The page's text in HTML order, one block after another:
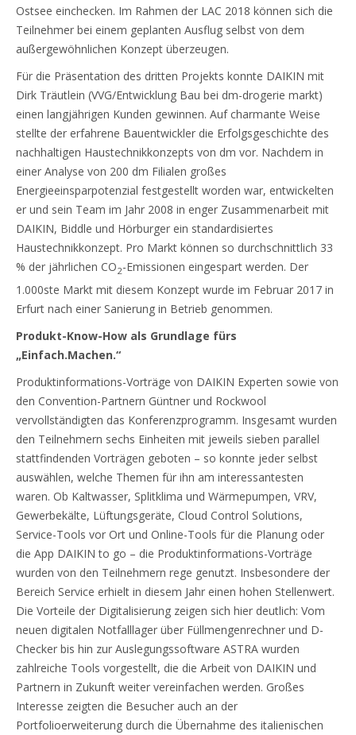
Ostsee einchecken. Im Rahmen der LAC 2018 können sich die
Teilnehmer bei einem geplanten Ausflug selbst von dem
außergewöhnlichen Konzept überzeugen.
Für die Präsentation des dritten Projekts konnte DAIKIN mit
Dirk Träutlein (VVG/Entwicklung Bau bei dm-drogerie markt)
einen langjährigen Kunden gewinnen. Auf charmante Weise
stellte der erfahrene Bauentwickler die Erfolgsgeschichte des
nachhaltigen Haustechnikkonzepts von dm vor. Nachdem in
einer Analyse von 200 dm Filialen großes
Energieeinsparpotenzial festgestellt worden war, entwickelten
er und sein Team im Jahr 2008 in enger Zusammenarbeit mit
DAIKIN, Biddle und Hörburger ein standardisiertes
Haustechnikkonzept. Pro Markt können so durchschnittlich 33
% der jährlichen CO2-Emissionen eingespart werden. Der
1.000ste Markt mit diesem Konzept wurde im Februar 2017 in
Erfurt nach einer Sanierung in Betrieb genommen.
Produkt-Know-How als Grundlage fürs
„Einfach.Machen.“
Produktinformations-Vorträge von DAIKIN Experten sowie von
den Convention-Partnern Güntner und Rockwool
vervollständigten das Konferenzprogramm. Insgesamt wurden
den Teilnehmern sechs Einheiten mit jeweils sieben parallel
stattfindenden Vorträgen geboten – so konnte jeder selbst
auswählen, welche Themen für ihn am interessantesten
waren. Ob Kaltwasser, Splitklima und Wärmepumpen, VRV,
Gewerbekälte, Lüftungsgeräte, Cloud Control Solutions,
Service-Tools vor Ort und Online-Tools für die Planung oder
die App DAIKIN to go – die Produktinformations-Vorträge
wurden von den Teilnehmern rege genutzt. Insbesondere der
Bereich Service erhielt in diesem Jahr einen hohen Stellenwert.
Die Vorteile der Digitalisierung zeigen sich hier deutlich: Vom
neuen digitalen Notfalllager über Füllmengenrechner und D-
Checker bis hin zur Auslegungssoftware ASTRA wurden
zahlreiche Tools vorgestellt, die die Arbeit von DAIKIN und
Partnern in Zukunft weiter vereinfachen werden. Großes
Interesse zeigten die Besucher auch an der
Portfolioerweiterung durch die Übernahme des italienischen